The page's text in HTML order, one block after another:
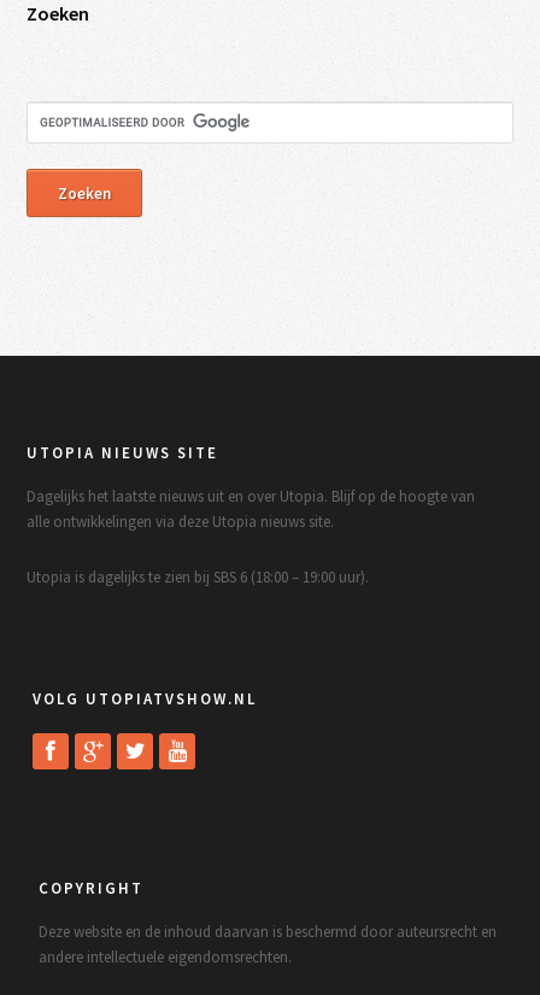
Zoeken
UTOPIA NIEUWS SITE
Dagelijks het laatste nieuws uit en over Utopia. Blijf op de hoogte van
alle ontwikkelingen via deze Utopia nieuws site.
Utopia is dagelijks te zien bij SBS 6 (18:00 – 19:00 uur).
VOLG UTOPIATVSHOW.NL
COPYRIGHT
Deze website en de inhoud daarvan is beschermd door auteursrecht en
andere intellectuele eigendomsrechten.